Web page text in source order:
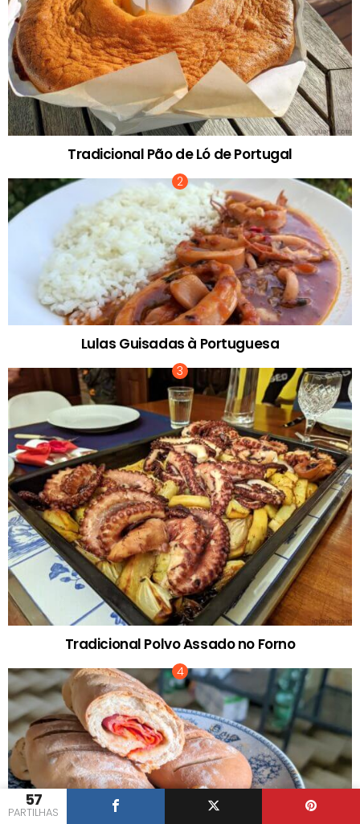
57
PARTILHAS
Tradicional Pão de Ló de Portugal
Lulas Guisadas à Portuguesa
Tradicional Polvo Assado no Forno